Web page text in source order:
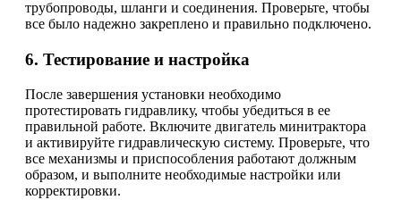
трубопроводы, шланги и соединения. Проверьте, чтобы
все было надежно закреплено и правильно подключено.
6. Тестирование и настройка
После завершения установки необходимо
протестировать гидравлику, чтобы убедиться в ее
правильной работе. Включите двигатель минитрактора
и активируйте гидравлическую систему. Проверьте, что
все механизмы и приспособления работают должным
образом, и выполните необходимые настройки или
корректировки.